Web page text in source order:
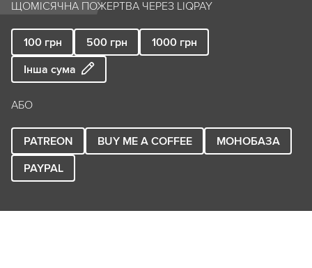
ЩОМІСЯЧНА ПОЖЕРТВА ЧЕРЕЗ LIQPAY
100 грн 500 грн 1000 грн
Інша сума
АБО
PATREON BUY ME A COFFEE
МОНОБАЗА
PAYPAL